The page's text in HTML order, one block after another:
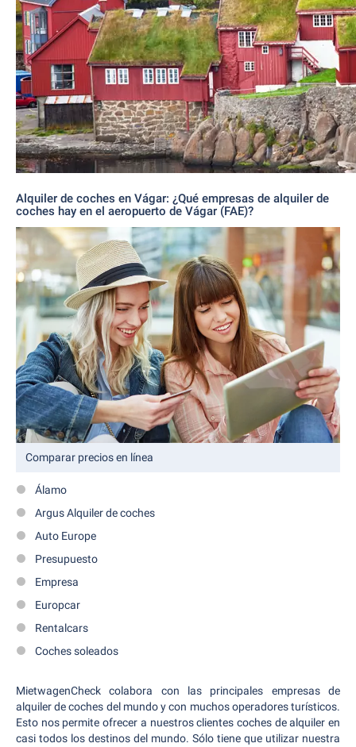
Alquiler de coches en Vágar: ¿Qué empresas de alquiler de
coches hay en el aeropuerto de Vágar (FAE)?
Comparar precios en línea
Álamo
Argus Alquiler de coches
Auto Europe
Presupuesto
Empresa
Europcar
Rentalcars
Coches soleados
MietwagenCheck colabora con las principales empresas de
alquiler de coches del mundo y con muchos operadores turísticos.
Esto nos permite ofrecer a nuestros clientes coches de alquiler en
casi todos los destinos del mundo. Sólo tiene que utilizar nuestra